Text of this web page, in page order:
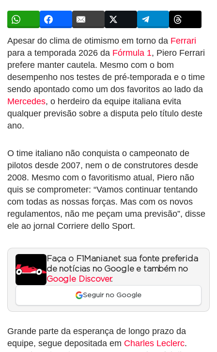
Apesar do clima de otimismo em torno da Ferrari
para a temporada 2026 da Fórmula 1, Piero Ferrari
prefere manter cautela. Mesmo com o bom
desempenho nos testes de pré-temporada e o time
sendo apontado como um dos favoritos ao lado da
Mercedes, o herdeiro da equipe italiana evita
qualquer previsão sobre a disputa pelo título deste
ano.
O time italiano não conquista o campeonato de
pilotos desde 2007, nem o de construtores desde
2008. Mesmo com o favoritismo atual, Piero não
quis se comprometer: “Vamos continuar tentando
com todas as nossas forças. Mas com os novos
regulamentos, não me peçam uma previsão”, disse
ele ao jornal Corriere dello Sport.
Faça o F1Mania.net sua fonte preferida
de notícias no Google e também no
Google Discover.
Seguir no Google
Grande parte da esperança de longo prazo da
equipe, segue depositada em Charles Leclerc.